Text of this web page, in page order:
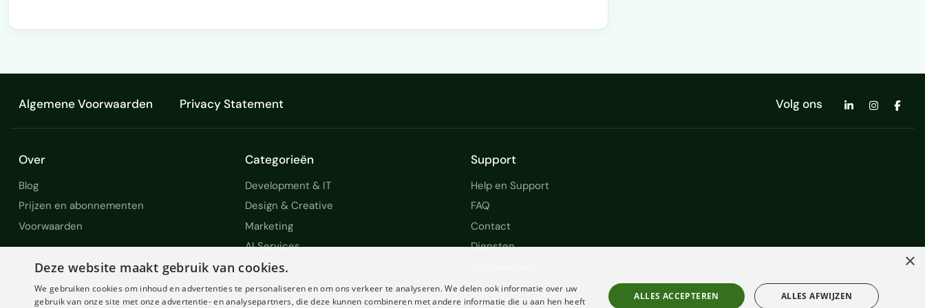
Algemene Voorwaarden Privacy Statement Volg ons
Over
Blog
Prijzen en abonnementen
Voorwaarden
Categorieën
Development & IT
Design & Creative
Marketing
AI Services
Support
Help en Support
FAQ
Contact
Diensten
×
Deze website maakt gebruik van cookies.
We gebruiken cookies om inhoud en advertenties te personaliseren en om ons verkeer te analyseren. We delen ook informatie over uw
gebruik van onze site met onze advertentie- en analysepartners, die deze kunnen combineren met andere informatie die u aan hen heeft
ALLES ACCEPTEREN ALLES AFWIJZEN